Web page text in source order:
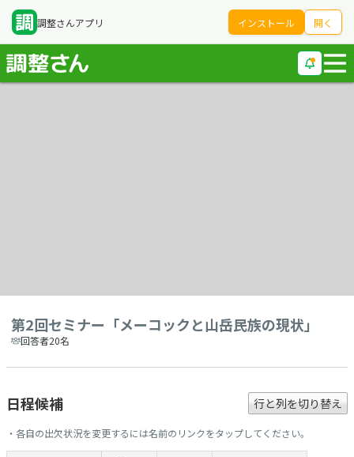
調整さんアプリ インストール 開く
第2回セミナー「メーコックと山岳民族の現状」
回答者20名
日程候補 行と列を切り替え
・各自の出欠状況を変更するには名前のリンクをタップしてください。